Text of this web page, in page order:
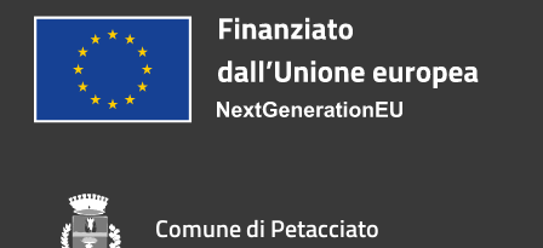
Comune di Petacciato